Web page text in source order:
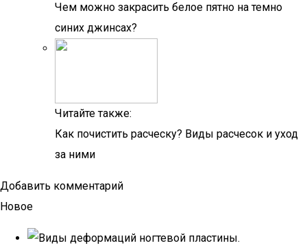
Чем можно закрасить белое пятно на темно
синих джинсах?
Читайте также:
Как почистить расческу? Виды расчесок и уход
за ними
Добавить комментарий
Новое